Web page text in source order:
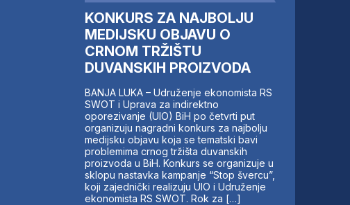
KONKURS ZA NAJBOLJU
MEDIJSKU OBJAVU O
CRNOM TRŽIŠTU
DUVANSKIH PROIZVODA
BANJA LUKA – Udruženje ekonomista RS
SWOT i Uprava za indirektno
oporezivanje (UIO) BiH po četvrti put
organizuju nagradni konkurs za najbolju
medijsku objavu koja se tematski bavi
problemima crnog tržišta duvanskih
proizvoda u BiH. Konkurs se organizuje u
sklopu nastavka kampanje “Stop švercu”,
koji zajednički realizuju UIO i Udruženje
ekonomista RS SWOT. Rok za […]